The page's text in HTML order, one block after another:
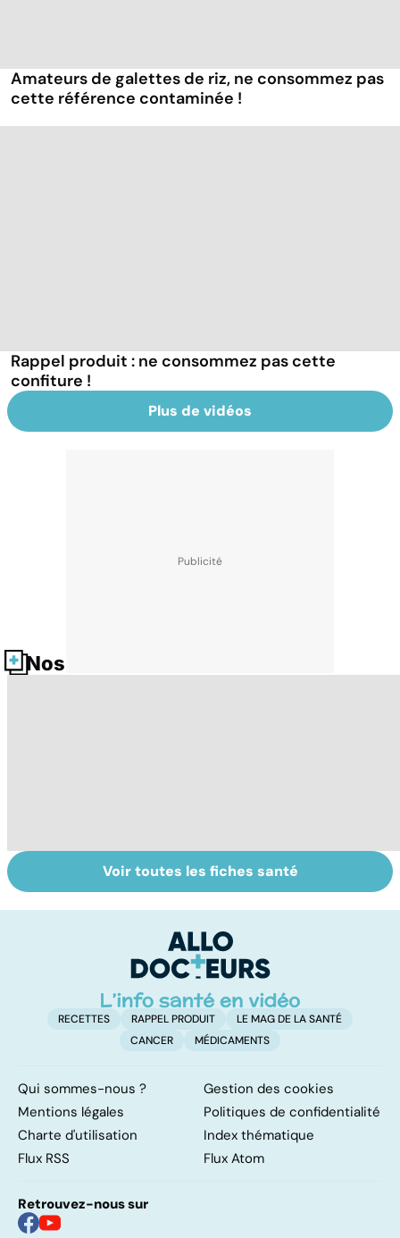
Amateurs de galettes de riz, ne consommez pas
cette référence contaminée !
Rappel produit : ne consommez pas cette
confiture !
Plus de vidéos
Nos fiches santé
Le TDAH, un
trouble de
hyperactivité
Accident
vasculaire
également
touché
Voir toutes les fiches santé
RECETTES RAPPEL PRODUIT
LE MAG DE LA SANTÉ
CANCER
MÉDICAMENTS
Qui sommes-nous ?
Gestion des cookies
Mentions légales
Politiques de confidentialité
Charte d'utilisation
Index thématique
Flux RSS
Flux Atom
Retrouvez-nous sur